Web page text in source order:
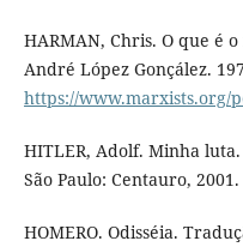
HARMAN, Chris. O que é
André López Gonçález.
https://www.marxists.org/
HITLER, Adolf. Minha
São Paulo: Centauro, 2001.
HOMERO. Odisséia.